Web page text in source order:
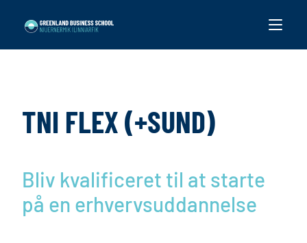
TNI FLEX (+SUND)
Bliv kvalificeret til at starte
på en erhvervsuddannelse